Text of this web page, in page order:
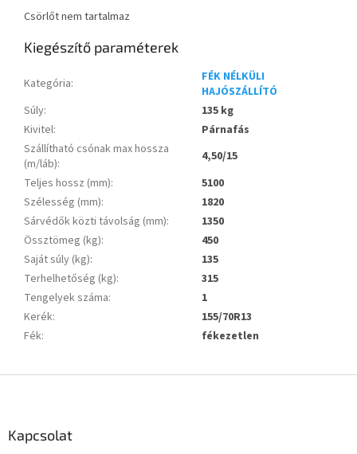
Csörlőt nem tartalmaz
Kiegészítő paraméterek
Kategória:
FÉK NÉLKÜLI
HAJÓSZÁLLÍTÓ
Súly:
135 kg
Kivitel:
Párnafás
Szállítható csónak max hossza
(m/láb):
4,50/15
Teljes hossz (mm):
5100
Szélesség (mm):
1820
Sárvédők közti távolság (mm):
1350
Össztömeg (kg):
450
Saját súly (kg):
135
Terhelhetőség (kg):
315
Tengelyek száma:
1
Kerék:
155/70R13
Fék: fékezetlen
Kapcsolat